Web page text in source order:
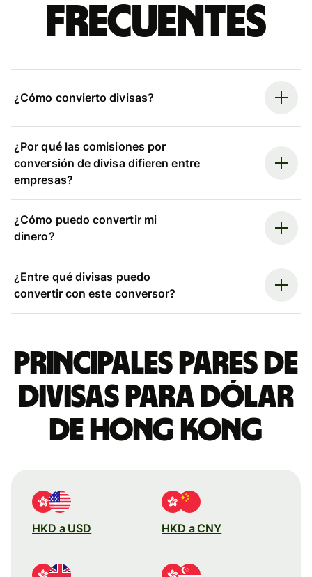
frecuentes
¿Cómo convierto divisas?
¿Por qué las comisiones por
conversión de divisa difieren entre
empresas?
¿Cómo puedo convertir mi
dinero?
¿Entre qué divisas puedo
convertir con este conversor?
Principales pares de
divisas para dólar
de Hong Kong
HKD a USD HKD a CNY